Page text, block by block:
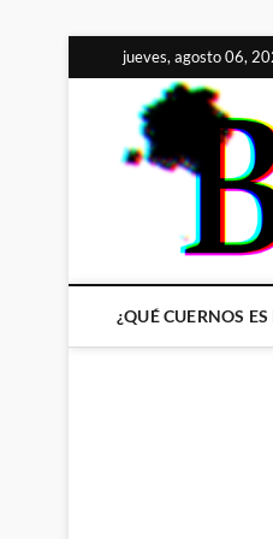
al
contenido
jueves, agosto 06,
¿QUÉ CUERNOS